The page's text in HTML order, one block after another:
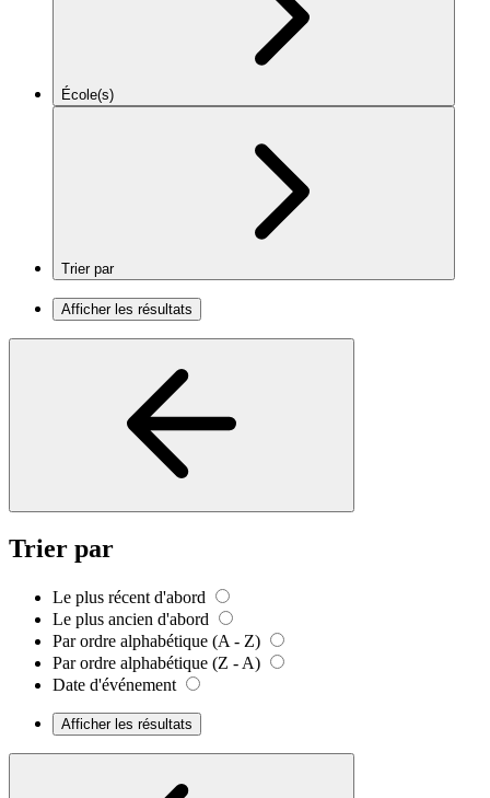
École(s)
Trier par
Afficher les résultats
Trier par
Le plus récent d'abord
Le plus ancien d'abord
Par ordre alphabétique (A - Z)
Par ordre alphabétique (Z - A)
Date d'événement
Afficher les résultats